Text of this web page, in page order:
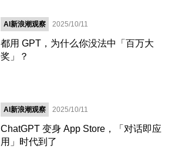
AI新浪潮观察 2025/10/11
都用 GPT，为什么你没法中「百万大
奖」？
AI新浪潮观察 2025/10/11
ChatGPT 变身 App Store，「对话即应
用」时代到了